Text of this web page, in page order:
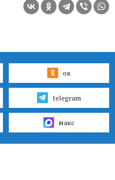
ок
telegram
макс